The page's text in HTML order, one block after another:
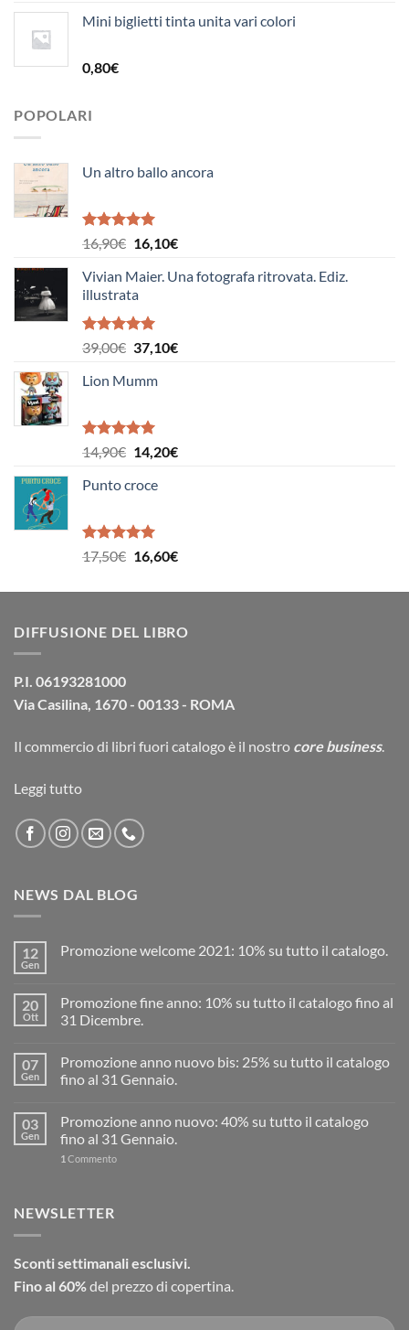
originaleattuale
Mini biglietti tinta unita vari colori
0,80€
POPOLARI
Un altro ballo ancora
Valutato
5.00
16,90€ Il
originale
era:
16,90€.
16,10€Il
attuale
Vivian Maier. Una fotografa ritrovata. Ediz.
illustrata
Valutato
5.00
39,00€ Il
originale
39,00€.
37,10€Il
Lion Mumm
Valutato
5.00
14,90€ Il
originale
14,90€.
14,20€Il
Punto croce
Valutato
5.00
17,50€ Il
originale
17,50€.
16,60€Il
attuale
16,60€.
DIFFUSIONE DEL LIBRO
P.I. 06193281000
Via Casilina, 1670 - 00133 - ROMA
Il commercio di libri fuori catalogoè il nostro core business.
Leggi tutto
NEWS DAL BLOG
12
Gen
Promozione welcome 2021: 10% su tutto il catalogo.
20
Ott
Promozione fine anno: 10% su tutto il catalogo fino al
31 Dicembre.
07
Gen
Promozione anno nuovo bis: 25% su tutto il catalogo
fino al 31 Gennaio.
03
Gen
Promozione anno nuovo: 40% su tutto il catalogo
fino al 31 Gennaio.
1 Commento
NEWSLETTER
Sconti settimanali esclusivi.
Fino al 60%del prezzo di copertina.